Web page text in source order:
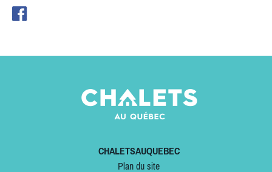
CHALETSAUQUEBEC
Plan du site